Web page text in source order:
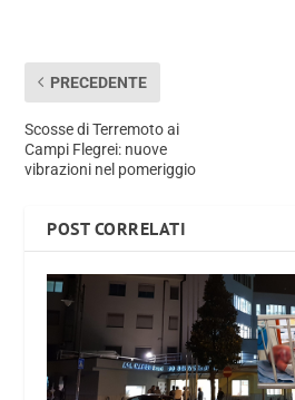
PRECEDENTE
Scosse di Terremoto ai
Campi Flegrei: nuove
vibrazioni nel pomeriggio
POST CORRELATI